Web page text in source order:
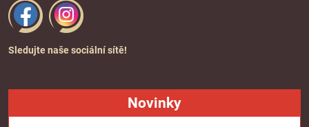
Sledujte naše sociální sítě!
Novinky